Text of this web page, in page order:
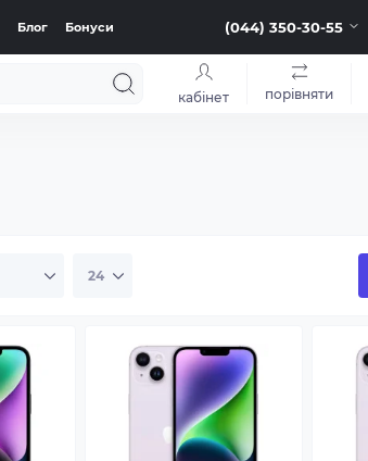
Блог Бонуси (044) 350-30-55
кабінет порівняти